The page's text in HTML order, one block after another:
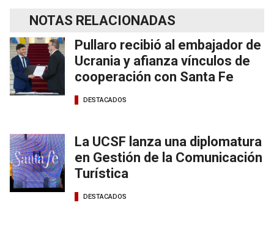
NOTAS RELACIONADAS
Pullaro recibió al embajador de
Ucrania y afianza vínculos de
cooperación con Santa Fe
DESTACADOS
La UCSF lanza una diplomatura
en Gestión de la Comunicación
Turística
DESTACADOS